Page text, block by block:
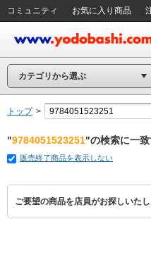
コミュニティ お気に入り商品
カテゴリから選ぶ
トップ >
"9784051523251"の検索に一
販売終了商品を表示しない
ご要望の商品を店員がお探しいた